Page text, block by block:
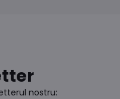
nostru: